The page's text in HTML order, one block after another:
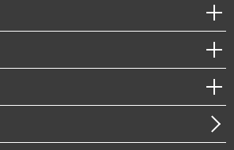
コンプライアンス）・防災（政策）
）